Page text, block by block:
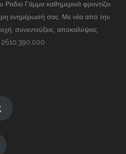
Γάμμα καθημερινά φροντίζει
ενημέρωσή σας. Με νέα από την
συνεντεύξεις, αποκαλύψεις.
2610.390.000